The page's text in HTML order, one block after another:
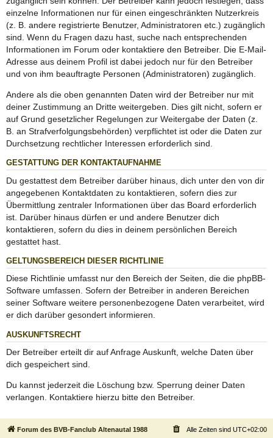
einzelne Informationen nur für einen eingeschränkten Nutzerkreis
(z. B. andere registrierte Benutzer, Administratoren etc.) zugänglich
sind. Wenn du Fragen dazu hast, suche nach entsprechenden
Informationen im Forum oder kontaktiere den Betreiber. Die E-Mail-
Adresse aus deinem Profil ist dabei jedoch nur für den Betreiber
und von ihm beauftragte Personen (Administratoren) zugänglich.
Andere als die oben genannten Daten wird der Betreiber nur mit
deiner Zustimmung an Dritte weitergeben. Dies gilt nicht, sofern er
auf Grund gesetzlicher Regelungen zur Weitergabe der Daten (z.
B. an Strafverfolgungsbehörden) verpflichtet ist oder die Daten zur
Durchsetzung rechtlicher Interessen erforderlich sind.
GESTATTUNG DER KONTAKTAUFNAHME
Du gestattest dem Betreiber darüber hinaus, dich unter den von dir
angegebenen Kontaktdaten zu kontaktieren, sofern dies zur
Übermittlung zentraler Informationen über das Board erforderlich
ist. Darüber hinaus dürfen er und andere Benutzer dich
kontaktieren, sofern du dies in deinem persönlichen Bereich
gestattet hast.
GELTUNGSBEREICH DIESER RICHTLINIE
Diese Richtlinie umfasst nur den Bereich der Seiten, die die phpBB-
Software umfassen. Sofern der Betreiber in anderen Bereichen
seiner Software weitere personenbezogene Daten verarbeitet, wird
er dich darüber gesondert informieren.
AUSKUNFTSRECHT
Der Betreiber erteilt dir auf Anfrage Auskunft, welche Daten über
dich gespeichert sind.
Du kannst jederzeit die Löschung bzw. Sperrung deiner Daten
verlangen. Kontaktiere hierzu bitte den Betreiber.
Forum des BVB-Fanclub Altenautal 1988 Alle Zeiten sind UTC+02:00